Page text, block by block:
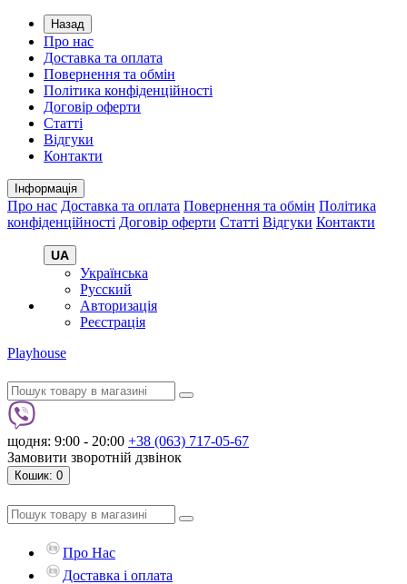
Назад
Про нас
Доставка та оплата
Повернення та обмін
Політика конфіденційності
Договір оферти
Статті
Відгуки
Контакти
Інформація
Про нас Доставка та оплата Повернення та обмін Політика
конфіденційності Договір оферти Статті Відгуки Контакти
UA
Українська
Русский
Авторизація
Реєстрація
Playhouse
щодня: 9:00 - 20:00 +38 (063) 717-05-67
Замовити зворотній дзвінок
Кошик: 0
Про Нас
Доставка і оплата